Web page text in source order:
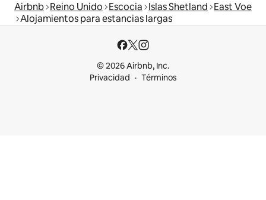
Airbnb Reino Unido Escocia Islas Shetland East Voe
Alojamientos para estancias largas
© 2026 Airbnb, Inc.
Privacidad
Términos